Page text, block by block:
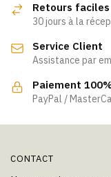
Retours faciles
30 jours à la
Service Client
Assistance par
Paiement
PayPal /
CONTACT